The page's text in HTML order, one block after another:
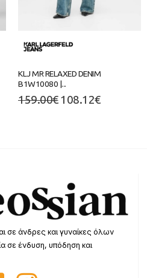
KLJ MR RELAXED DENIM
B1W10080 |...
159.00€ 108.12€
σε άνδρες και γυναίκες όλων
σε ένδυση, υπόδηση και